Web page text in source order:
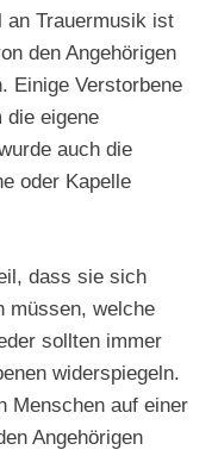
an Trauermusik ist
den Angehörigen
Einige Verstorbene
die eigene
auch die
oder Kapelle
dass sie sich
müssen, welche
sollten immer
widerspiegeln.
Menschen auf einer
Angehörigen